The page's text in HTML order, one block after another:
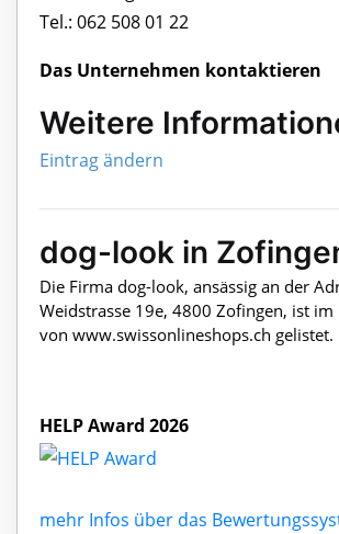
Tel.: 062 508 01 22
Das Unternehmen kontaktieren
Weitere
Eintrag ändern
dog-look in
Die Firma dog-look, ansässig an der
Weidstrasse 19e, 4800 Zofingen, ist im
von www.swissonlineshops.ch gelistet.
HELP Award 2026
mehr Infos über das